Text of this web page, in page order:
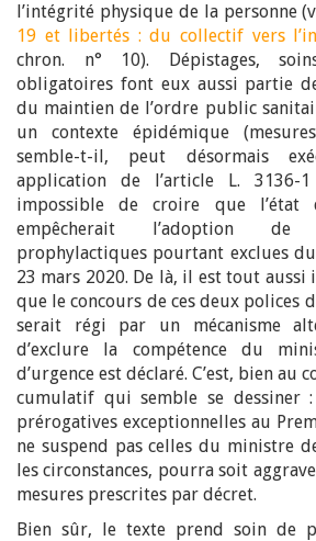
l’intégrité physique de la personne
19 et libertés : du collectif vers
chron. n° 10). Dépistages,
obligatoires font eux aussi partie
du maintien de l’ordre public
un contexte épidémique
semble-t-il, peut désormais
application de l’article L.
impossible de croire que l’état
empêcherait l’adoption de
prophylactiques pourtant exclues
23 mars 2020. De là, il est tout
que le concours de ces deux polices
serait régi par un mécanisme
d’exclure la compétence du
d’urgence est déclaré. C’est, bien
cumulatif qui semble se dessiner :
prérogatives exceptionnelles au
ne suspend pas celles du ministre
les circonstances, pourra soit
mesures prescrites par décret.
Bien sûr, le texte prend soin de